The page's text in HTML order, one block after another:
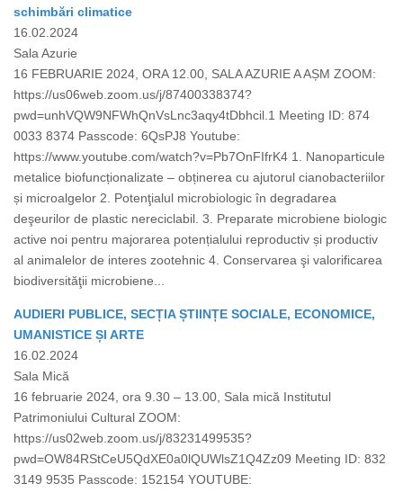
schimbări climatice
16.02.2024
Sala Azurie
16 FEBRUARIE 2024, ORA 12.00, SALA AZURIE A AȘM ZOOM:
https://us06web.zoom.us/j/87400338374?
pwd=unhVQW9NFWhQnVsLnc3aqy4tDbhcil.1 Meeting ID: 874
0033 8374 Passcode: 6QsPJ8 Youtube:
https://www.youtube.com/watch?v=Pb7OnFIfrK4 1. Nanoparticule
metalice biofuncționalizate – obținerea cu ajutorul cianobacteriilor
și microalgelor 2. Potenţialul microbiologic în degradarea
deşeurilor de plastic nereciclabil. 3. Preparate microbiene biologic
active noi pentru majorarea potențialului reproductiv și productiv
al animalelor de interes zootehnic 4. Conservarea şi valorificarea
biodiversităţii microbiene...
AUDIERI PUBLICE, SECȚIA ȘTIINȚE SOCIALE, ECONOMICE,
UMANISTICE ȘI ARTE
16.02.2024
Sala Mică
16 februarie 2024, ora 9.30 – 13.00, Sala mică Institutul
Patrimoniului Cultural ZOOM:
https://us02web.zoom.us/j/83231499535?
pwd=OW84RStCeU5QdXE0a0lQUWlsZ1Q4Zz09 Meeting ID: 832
3149 9535 Passcode: 152154 YOUTUBE: